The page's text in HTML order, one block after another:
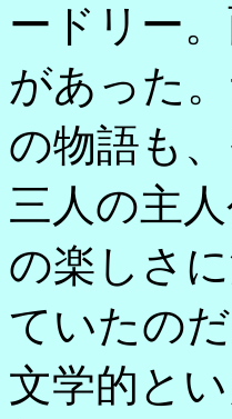
ードリー
があった
の物語も
三人の主
の楽しさ
ていたの
文学的と